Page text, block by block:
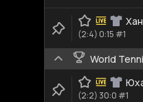
(2:4) 0:15 #1
World
(2:2) 30:0 #1